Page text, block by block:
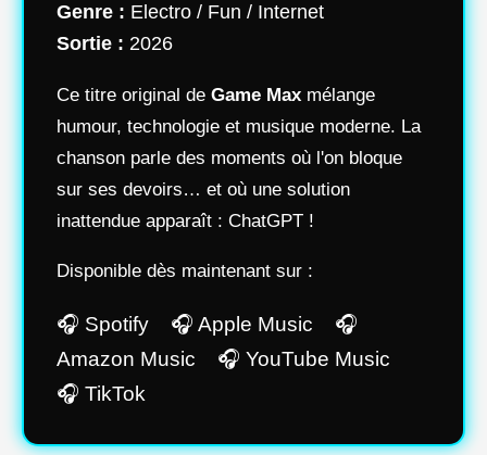
Genre : Electro / Fun / Internet
Sortie : 2026
Ce titre original de Game Max mélange
humour, technologie et musique moderne. La
chanson parle des moments où l'on bloque
sur ses devoirs… et où une solution
inattendue apparaît : ChatGPT !
Disponible dès maintenant sur :
🎧 Spotify 🎧 Apple Music 🎧
Amazon Music 🎧 YouTube Music
🎧 TikTok